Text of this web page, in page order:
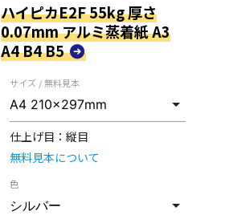
ハイピカE2F 55kg 厚さ
0.07mm アルミ蒸着紙 A3
A4 B4 B5
サイズ / 無料見本
仕上げ目： 縦目
無料見本について
色